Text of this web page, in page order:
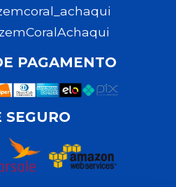
PAGAMENTO
SEGURO